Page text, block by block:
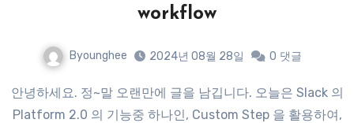
workflow
Byounghee 2024년 08월 28일 0 댓글
안녕하세요. 정~말 오랜만에 글을 남깁니다. 오늘은 Slack 의
Platform 2.0 의 기능중 하나인, Custom Step 을 활용하여,